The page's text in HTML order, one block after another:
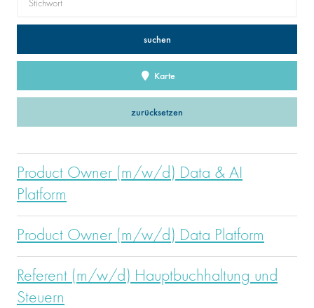
zurücksetzen
Karte
suchen
Product Owner (m/w/d) Data & AI
Platform
Product Owner (m/w/d) Data Platform
Referent (m/w/d) Hauptbuchhaltung und
Steuern